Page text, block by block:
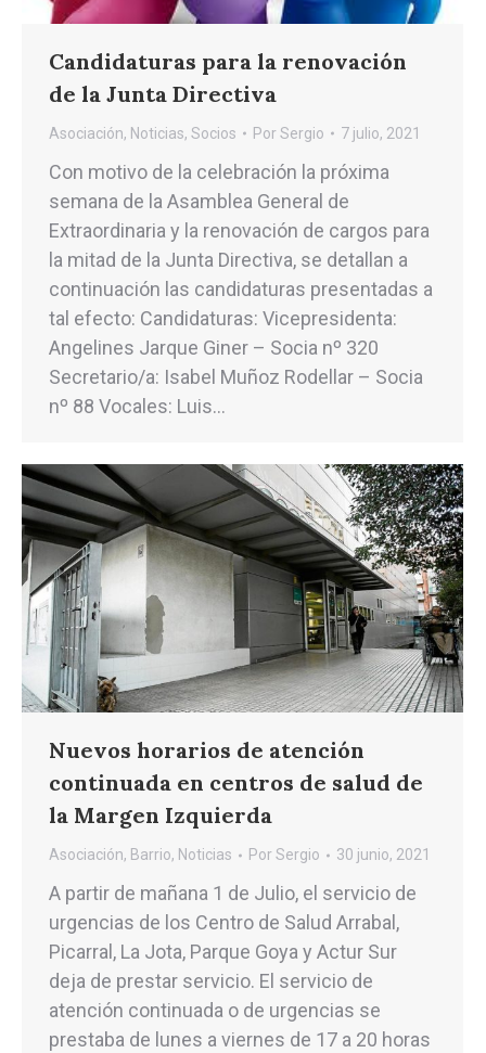
Candidaturas para la renovación
de la Junta Directiva
Asociación, Noticias, Socios PorSergio 7 julio, 2021
Con motivo de la celebración la próxima
semana de la Asamblea General de
Extraordinaria y la renovación de cargos para
la mitad de la Junta Directiva, se detallan a
continuación las candidaturas presentadas a
tal efecto: Candidaturas: Vicepresidenta:
Angelines Jarque Giner – Socia nº 320
Secretario/a: Isabel Muñoz Rodellar – Socia
nº 88 Vocales: Luis…
Nuevos horarios de atención
continuada en centros de salud de
la Margen Izquierda
Asociación, Barrio, Noticias PorSergio 30 junio, 2021
A partir de mañana 1 de Julio, el servicio de
urgencias de los Centro de Salud Arrabal,
Picarral, La Jota, Parque Goya y Actur Sur
deja de prestar servicio. El servicio de
atención continuada o de urgencias se
prestaba de lunes a viernes de 17 a 20 horas